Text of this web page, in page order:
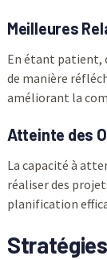
Meilleures
En étant patient,
de manière
améliorant la
Atteinte des
La capacité à
réaliser des
planification